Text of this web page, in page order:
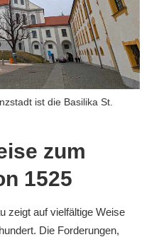
ist die Basilika St.
zum
1525
zeigt auf vielfältige Weise
Die Forderungen,